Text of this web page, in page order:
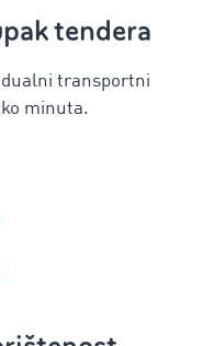
tendera
transportni
minuta.